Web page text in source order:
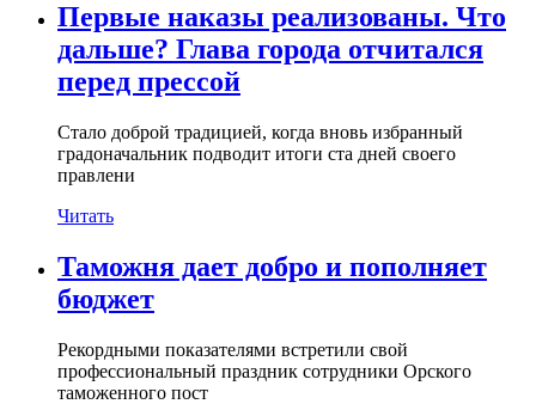
Первые наказы реализованы. Что
дальше? Глава города отчитался
перед прессой
Стало доброй традицией, когда вновь избранный
градоначальник подводит итоги ста дней своего
правлени
Читать
Таможня дает добро и пополняет
бюджет
Рекордными показателями встретили свой
профессиональный праздник сотрудники Орского
таможенного пост